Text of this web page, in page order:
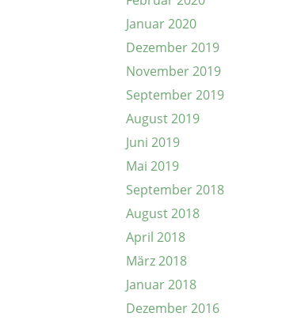
Januar 2020
Dezember 2019
November 2019
September 2019
August 2019
Juni 2019
Mai 2019
September 2018
August 2018
April 2018
März 2018
Januar 2018
Dezember 2016